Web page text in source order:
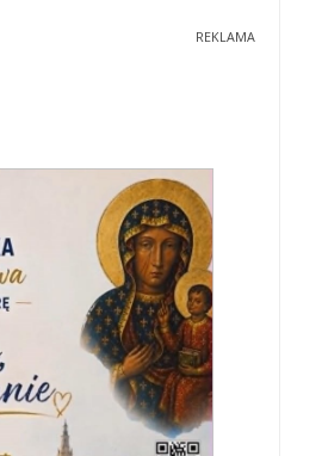
REKLAMA